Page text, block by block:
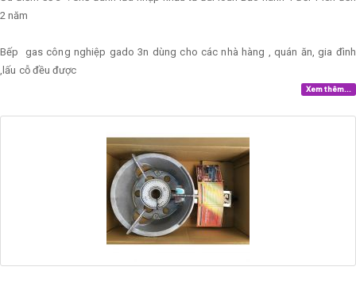
2 năm
Bếp gas công nghiệp gado 3n dùng cho các nhà hàng , quán ăn, gia đình
,lấu cỗ đều được
Xem thêm...